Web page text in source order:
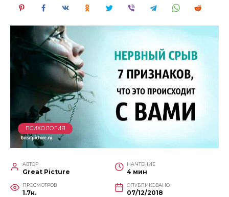
ПСИХОЛОГИЯ
АВТОР
Great Picture
НА ЧТЕНИЕ
4 мин
ПРОСМОТРОВ
1.7к.
ОПУБЛИКОВАНО
07/12/2018